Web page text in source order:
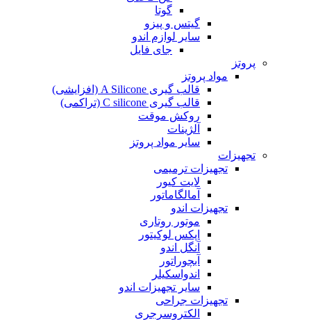
گوتا
گیتس و پیزو
سایر لوازم اندو
جای فایل
پروتز
مواد پروتز
قالب گیری A Silicone (افزایشی)
قالب گیری C silicone (تراکمی)
روکش موقت
آلژینات
سایر مواد پروتز
تجهیزات
تجهیزات ترمیمی
لایت کیور
آمالگاماتور
تجهیزات اندو
موتور روتاری
اپکس لوکیتور
آنگل اندو
آبچوراتور
اندواسکیلر
سایر تجهیزات اندو
تجهیزات جراحی
الکتروسرجری